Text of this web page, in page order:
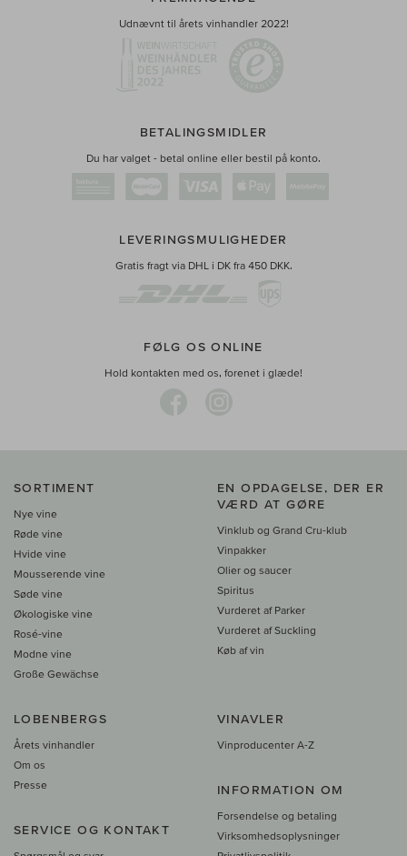
Udnævnt til årets vinhandler 2022!
BETALINGSMIDLER
Du har valget - betal online eller bestil på konto.
LEVERINGSMULIGHEDER
Gratis fragt via DHL i DK fra 450 DKK.
FØLG OS ONLINE
Hold kontakten med os, forenet i glæde!
SORTIMENT
Nye vine
Røde vine
Hvide vine
Mousserende vine
Søde vine
Økologiske vine
Rosé-vine
Modne vine
Große Gewächse
EN OPDAGELSE, DER ER
VÆRD AT GØRE
Vinklub og Grand Cru-klub
Vinpakker
Olier og saucer
Spiritus
Vurderet af Parker
Vurderet af Suckling
Køb af vin
LOBENBERGS
Årets vinhandler
Om os
Presse
SERVICE OG KONTAKT
VINAVLER
Vinproducenter A-Z
INFORMATION OM
Forsendelse og betaling
Virksomhedsoplysninger